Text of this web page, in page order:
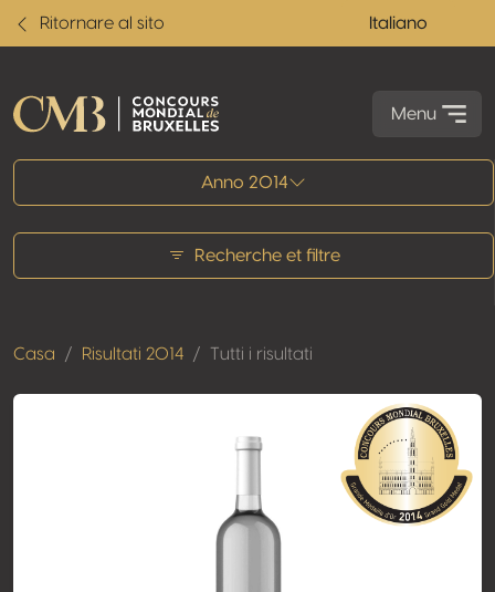
Ritornare al sito Italiano
Menu
Anno 2014
Recherche et filtre
Casa Risultati 2014 Tutti i risultati